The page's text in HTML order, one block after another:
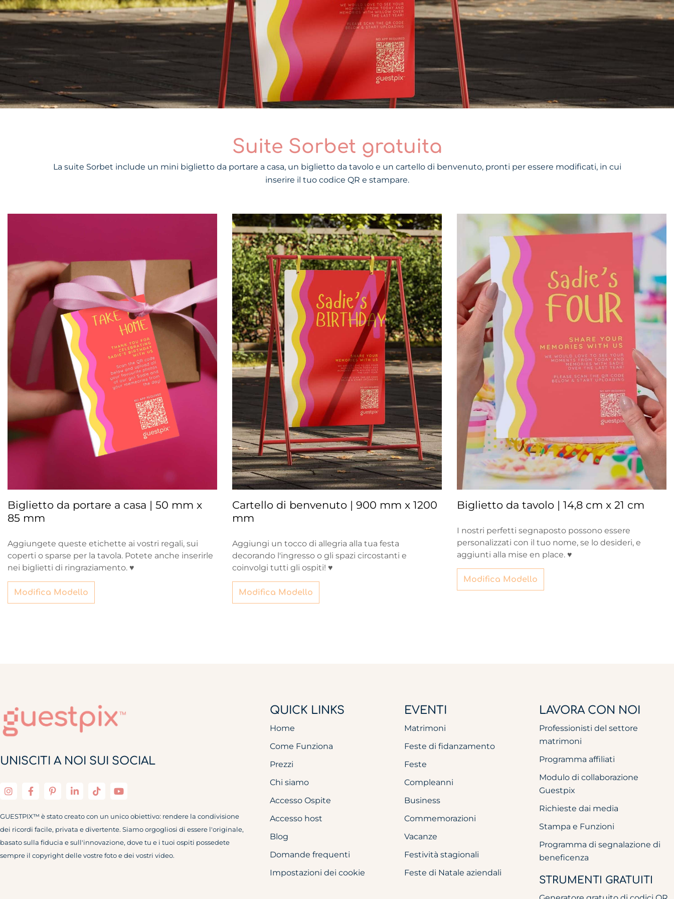
Suite Sorbet gratuita
La suite Sorbet include un mini biglietto da portare a casa, un biglietto da tavolo e un cartello di benvenuto, pronti per essere modificati, in cui
inserire il tuo codice QR e stampare.
Biglietto da portare a casa | 50 mm x
85 mm
Aggiungete queste etichette ai vostri regali, sui
coperti o sparse per la tavola. Potete anche inserirle
nei biglietti di ringraziamento. ♥
Modifica Modello
Cartello di benvenuto | 900 mm x 1200
mm
Aggiungi un tocco di allegria alla tua festa
decorando l'ingresso o gli spazi circostanti e
coinvolgi tutti gli ospiti! ♥
Modifica Modello
Biglietto da tavolo | 14,8 cm x 21 cm
I nostri perfetti segnaposto possono essere
personalizzati con il tuo nome, se lo desideri, e
aggiunti alla mise en place. ♥
Modifica Modello
UNISCITI A NOI SUI SOCIAL
GUESTPIX™ è stato creato con un unico obiettivo: rendere la condivisione
dei ricordi facile, privata e divertente. Siamo orgogliosi di essere l'originale,
basato sulla fiducia e sull'innovazione, dove tu e i tuoi ospiti possedete
sempre il copyright delle vostre foto e dei vostri video.
QUICK LINKS
Home
Come Funziona
Prezzi
Chi siamo
Accesso Ospite
Accesso host
Blog
Domande frequenti
Impostazioni dei cookie
EVENTI
Matrimoni
Feste di fidanzamento
Feste
Compleanni
Business
Commemorazioni
Vacanze
Festività stagionali
Feste di Natale aziendali
LAVORA CON NOI
Professionisti del settore
matrimoni
Programma affiliati
Modulo di collaborazione
Guestpix
Richieste dai media
Stampa e Funzioni
Programma di segnalazione di
beneficenza
STRUMENTI GRATUITI